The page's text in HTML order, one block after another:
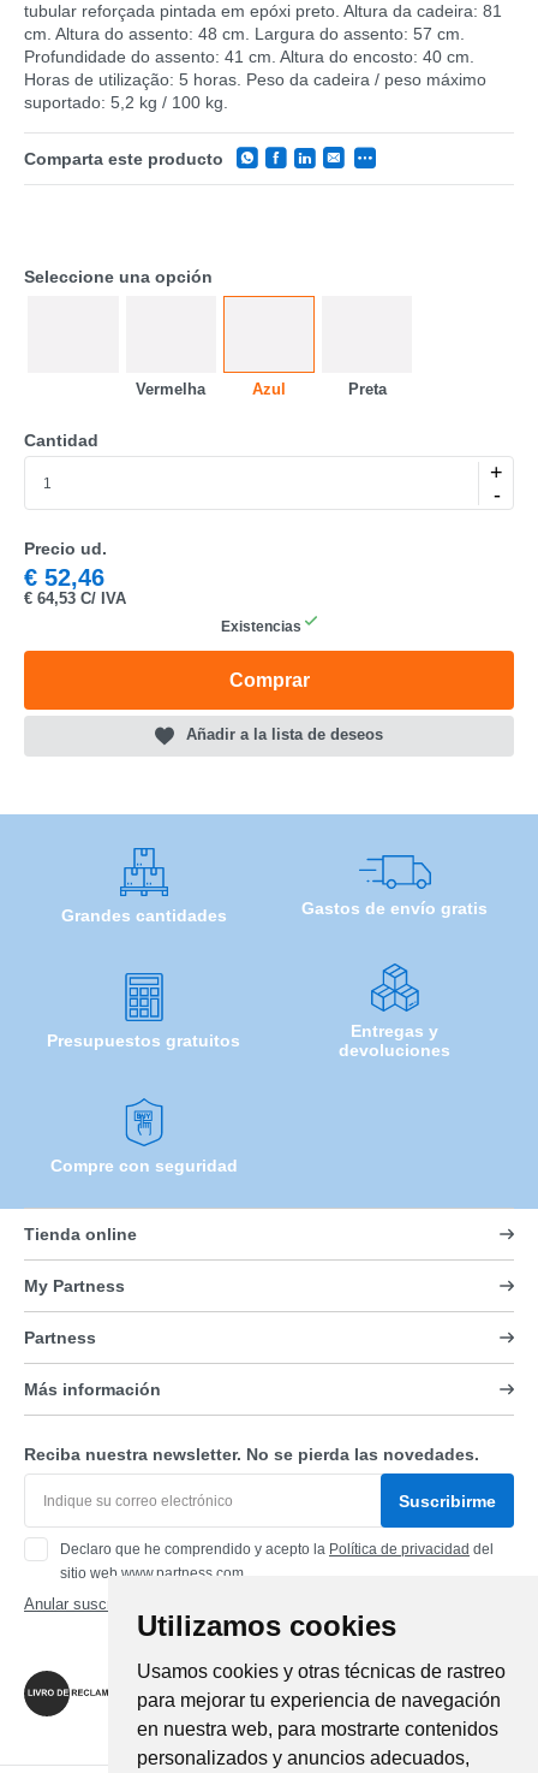
Utilizamos cookies
Usamos cookies y otras técnicas de rastreo
para mejorar tu experiencia de navegación
en nuestra web, para mostrarte contenidos
personalizados y anuncios adecuados,
tubular reforçada pintada em epóxi preto. Altura da cadeira: 81
cm. Altura do assento: 48 cm. Largura do assento: 57 cm.
Profundidade do assento: 41 cm. Altura do encosto: 40 cm.
Horas de utilização: 5 horas. Peso da cadeira / peso máximo
suportado: 5,2 kg / 100 kg.
Comparta este producto
Seleccione una opción
Vermelha Azul Preta
Cantidad
+
-
Precio ud.
€ 52,46
€ 64,53 C/ IVA
Existencias
Comprar
Añadir a la lista de deseos
Grandes cantidades Gastos de envío gratis
Presupuestos gratuitos
Entregas y
devoluciones
Compre con seguridad
Tienda online
My Partness
Partness
Más información
Reciba nuestra newsletter. No se pierda las novedades.
Suscribirme
Declaro que he comprendido y acepto la Política de privacidad del
sitio web www.partness.com
Anular suscripción
CATEGORÍA
REF
NOMBRE
MARCA